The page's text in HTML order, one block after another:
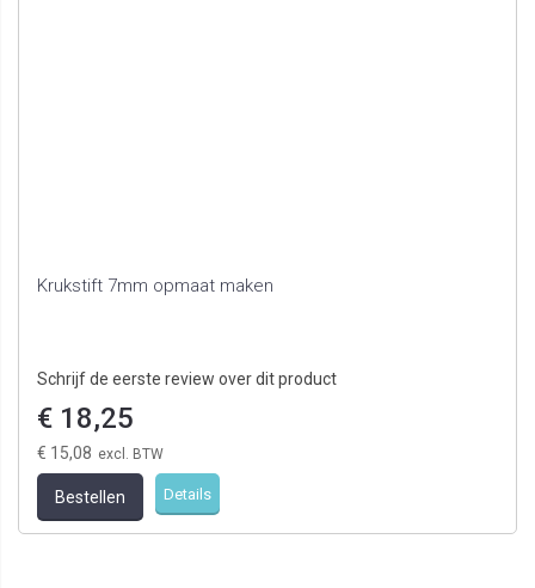
Krukstift 7mm opmaat maken
Schrijf de eerste review over dit product
€ 18,25
€ 15,08
Bestellen Details